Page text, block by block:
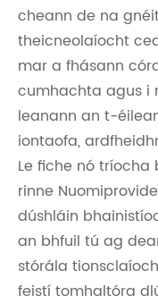
cheann de na
theicneolaíocht
mar a fhásann
cumhachta agus i
leanann an t-
iontaofa,
Le fiche nó
rinne
dúshláin
an bhfuil tú ag
stórála
feistí tomhaltóra